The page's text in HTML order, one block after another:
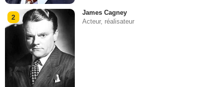
2
James Cagney
Acteur, réalisateur